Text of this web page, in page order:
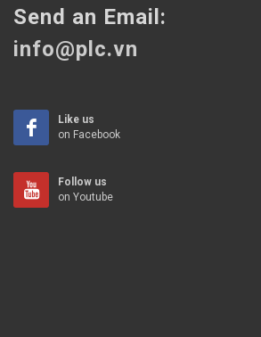
Send an Email:
info@plc.vn
Like us
on Facebook
Follow us
on Youtube